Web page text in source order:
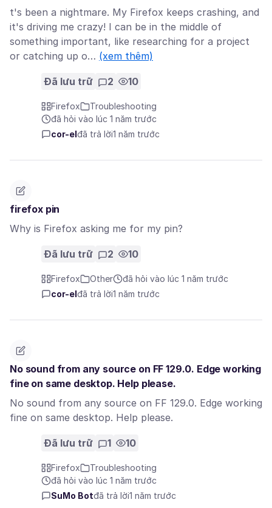
t's been a nightmare. My Firefox keeps crashing, and
it's driving me crazy! I can be in the middle of
something important, like researching for a project
or catching up o… (xem thêm)
Đã lưu trữ 2 10
Firefox
Troubleshooting
đã hỏi vào lúc 1 năm trước
cor-el đã trả lời1 năm trước
firefox pin
Why is Firefox asking me for my pin?
Đã lưu trữ 2 10
Firefox Other
đã hỏi vào lúc 1 năm trước
cor-el đã trả lời1 năm trước
No sound from any source on FF 129.0. Edge working
fine on same desktop. Help please.
No sound from any source on FF 129.0. Edge working
fine on same desktop. Help please.
Đã lưu trữ 1 10
Firefox
Troubleshooting
đã hỏi vào lúc 1 năm trước
SuMo Botđã trả lời1 năm trước